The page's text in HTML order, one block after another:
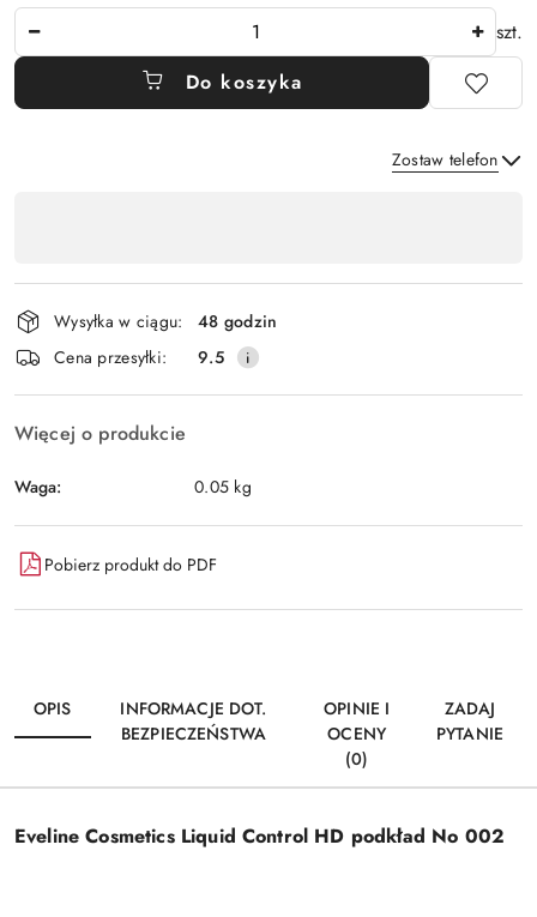
szt.
Do koszyka
Zostaw telefon
płatność
i
dostawa
Wysyłka w ciągu:
48 godzin
Cena przesyłki:
9.5
Więcej o produkcie
Waga: 0.05 kg
Pobierz produkt do PDF
OPIS
INFORMACJE DOT.
BEZPIECZEŃSTWA
OPINIE I
OCENY
(0)
ZADAJ
PYTANIE
Eveline Cosmetics Liquid Control HD podkład No 002